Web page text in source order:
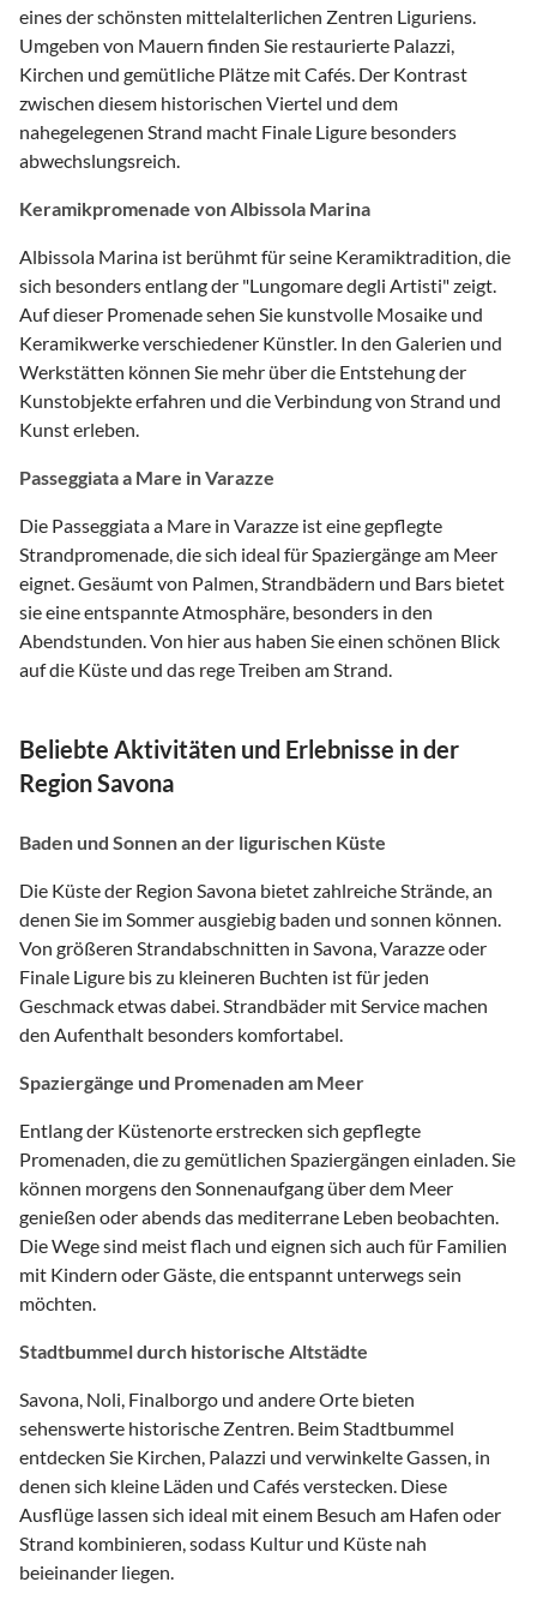
eines der schönsten mittelalterlichen Zentren Liguriens.
Umgeben von Mauern finden Sie restaurierte Palazzi,
Kirchen und gemütliche Plätze mit Cafés. Der Kontrast
zwischen diesem historischen Viertel und dem
nahegelegenen Strand macht Finale Ligure besonders
abwechslungsreich.
Keramikpromenade von Albissola Marina
Albissola Marina ist berühmt für seine Keramiktradition, die
sich besonders entlang der "Lungomare degli Artisti" zeigt.
Auf dieser Promenade sehen Sie kunstvolle Mosaike und
Keramikwerke verschiedener Künstler. In den Galerien und
Werkstätten können Sie mehr über die Entstehung der
Kunstobjekte erfahren und die Verbindung von Strand und
Kunst erleben.
Passeggiata a Mare in Varazze
Die Passeggiata a Mare in Varazze ist eine gepflegte
Strandpromenade, die sich ideal für Spaziergänge am Meer
eignet. Gesäumt von Palmen, Strandbädern und Bars bietet
sie eine entspannte Atmosphäre, besonders in den
Abendstunden. Von hier aus haben Sie einen schönen Blick
auf die Küste und das rege Treiben am Strand.
Beliebte Aktivitäten und Erlebnisse in der
Region Savona
Baden und Sonnen an der ligurischen Küste
Die Küste der Region Savona bietet zahlreiche Strände, an
denen Sie im Sommer ausgiebig baden und sonnen können.
Von größeren Strandabschnitten in Savona, Varazze oder
Finale Ligure bis zu kleineren Buchten ist für jeden
Geschmack etwas dabei. Strandbäder mit Service machen
den Aufenthalt besonders komfortabel.
Spaziergänge und Promenaden am Meer
Entlang der Küstenorte erstrecken sich gepflegte
Promenaden, die zu gemütlichen Spaziergängen einladen. Sie
können morgens den Sonnenaufgang über dem Meer
genießen oder abends das mediterrane Leben beobachten.
Die Wege sind meist flach und eignen sich auch für Familien
mit Kindern oder Gäste, die entspannt unterwegs sein
möchten.
Stadtbummel durch historische Altstädte
Savona, Noli, Finalborgo und andere Orte bieten
sehenswerte historische Zentren. Beim Stadtbummel
entdecken Sie Kirchen, Palazzi und verwinkelte Gassen, in
denen sich kleine Läden und Cafés verstecken. Diese
Ausflüge lassen sich ideal mit einem Besuch am Hafen oder
Strand kombinieren, sodass Kultur und Küste nah
beieinander liegen.